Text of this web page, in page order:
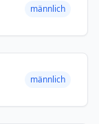
männlich
männlich